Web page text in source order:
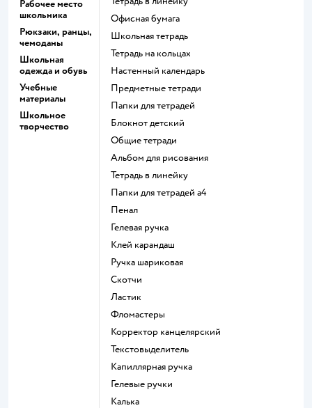
Рабочее место
школьника
Рюкзаки, ранцы,
чемоданы
Школьная
одежда и обувь
Учебные
материалы
Школьное
творчество
Офисная бумага
Школьная тетрадь
Тетрадь на кольцах
Настенный календарь
Предметные тетради
Папки для тетрадей
Блокнот детский
Общие тетради
Альбом для рисования
Тетрадь в линейку
Папки для тетрадей а4
Пенал
Гелевая ручка
Клей карандаш
Ручка шариковая
Скотчи
Ластик
Фломастеры
Корректор канцелярский
Текстовыделитель
Капиллярная ручка
Гелевые ручки
Калька